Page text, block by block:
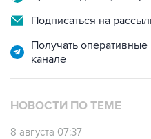
Подписаться на
Получать
канале
НОВОСТИ ПО ТЕМЕ
8 августа 07:37